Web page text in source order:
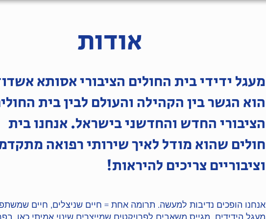
אודות
מעגל ידידי בית החולים הציבורי אסותא
הוא הגשר בין הקהילה והעולם לבין בית
הציבורי החדש והחדשני בישראל. אנחנו בית
חולים שהוא מודל לאיך שירותי רפואה
וציבוריים צריכים להיראות!
אנחנו הופכים נדיבות למעשה. תרומה אחת = חיים שניצלים, חיים
מעגל הידידים מגייס משאבים לפרויקטים שמייצרים שינוי אמיתי כאן,